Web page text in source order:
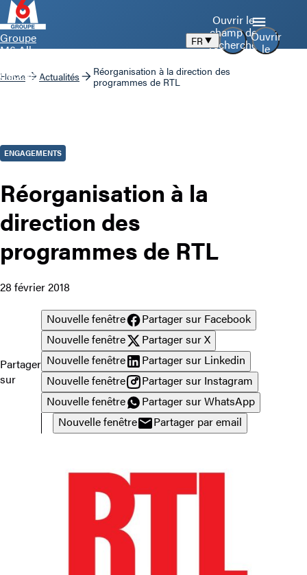
Groupe
M6 Aller
d’accueil
Ouvrir
le
FR
Ouvrir le
champ de
recherche
Home Actualités
Réorganisation à la direction des
programmes de RTL
ENGAGEMENTS
Réorganisation à la
direction des
programmes de RTL
28 février 2018
Partager
sur
Nouvelle fenêtre
Partager sur Facebook
Nouvelle fenêtre
Partager sur X
Nouvelle fenêtre
Partager sur Linkedin
Nouvelle fenêtre
Partager sur Instagram
Nouvelle fenêtre
Partager sur WhatsApp
Nouvelle fenêtre
Partager par email